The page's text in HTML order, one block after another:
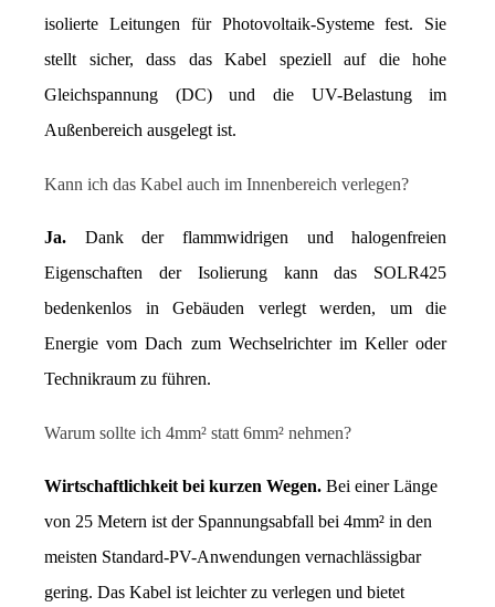
isolierte Leitungen für Photovoltaik-Systeme fest. Sie
stellt sicher, dass das Kabel speziell auf die hohe
Gleichspannung (DC) und die UV-Belastung im
Außenbereich ausgelegt ist.
Kann ich das Kabel auch im Innenbereich verlegen?
Ja. Dank der flammwidrigen und halogenfreien
Eigenschaften der Isolierung kann das SOLR425
bedenkenlos in Gebäuden verlegt werden, um die
Energie vom Dach zum Wechselrichter im Keller oder
Technikraum zu führen.
Warum sollte ich 4mm² statt 6mm² nehmen?
Wirtschaftlichkeit bei kurzen Wegen. Bei einer Länge
von 25 Metern ist der Spannungsabfall bei 4mm² in den
meisten Standard-PV-Anwendungen vernachlässigbar
gering. Das Kabel ist leichter zu verlegen und bietet